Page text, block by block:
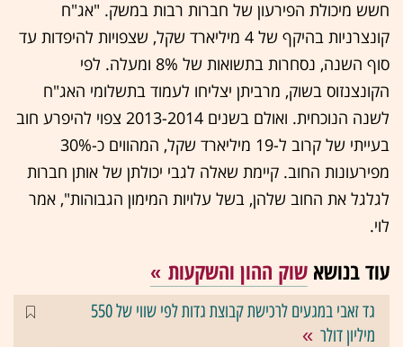
חשש מיכולת הפירעון של חברות רבות במשק. "אג"ח
קונצרניות בהיקף של 4 מיליארד שקל, שצפויות להיפדות עד
סוף השנה, נסחרות בתשואות של 8% ומעלה. לפי
הקונצנזוס בשוק, מרביתן יצליחו לעמוד בתשלומי האג"ח
לשנה הנוכחית. ואולם בשנים 2013-2014 צפוי להיפרע חוב
בעייתי של קרוב ל-19 מיליארד שקל, המהווים כ-30%
מפירעונות החוב. קיימת שאלה לגבי יכולתן של אותן חברות
לגלגל את החוב שלהן, בשל עלויות המימון הגבוהות", אמר
לוי.
עוד בנושא שוק ההון והשקעות
גד זאבי במגעים לרכישת קבוצת גדות לפי שווי של 550
מיליון דולר